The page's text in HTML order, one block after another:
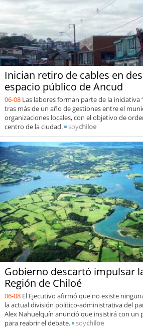
Inician retiro de cables en
espacio público de Ancud
06-08 Las labores forman parte de la iniciativa
tras más de un año de gestiones entre el
organizaciones locales, con el objetivo de
centro de la ciudad.
soychiloe
Gobierno descartó impulsar
Región de Chiloé
06-08 El Ejecutivo afirmó que no existe
la actual división político-administrativa del
Alex Nahuelquín anunció que insistirá con un
para reabrir el debate.
soychiloe